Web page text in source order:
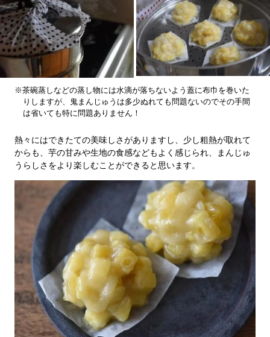
※茶碗蒸しなどの蒸し物には水滴が落ちないよう蓋に布巾を巻いた
りしますが、鬼まんじゅうは多少ぬれても問題ないのでその手間
は省いても特に問題ありません！
熱々にはできたての美味しさがありますし、少し粗熱が取れて
からも、芋の甘みや生地の食感などもよく感じられ、まんじゅ
うらしさをより楽しむことができると思います。